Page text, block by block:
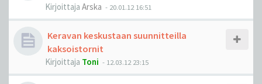
Kirjoittaja Arska - 20.01.12 16:51
Keravan keskustaan suunnitteilla
kaksoistornit
Kirjoittaja Toni - 12.03.12 23:15